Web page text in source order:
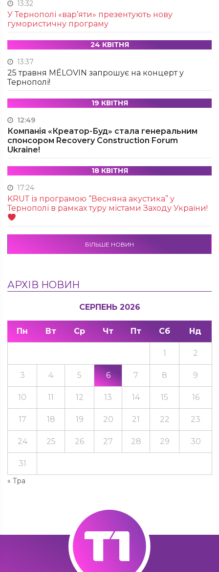
13:32
У Тернополі «вар’яти» презентують нову
гумористичну програму
24 КВІТНЯ
13:37
25 травня MÉLOVIN запрошує на концерт у
Тернополі!
19 КВІТНЯ
12:49
Компанія «Креатор-Буд» стала генеральним
спонсором Recovery Construction Forum
Ukraine!
18 КВІТНЯ
17:24
KRUТ із програмою “Весняна акустика” у
Тернополі в рамках туру містами Заходу України!
БІЛЬШЕ НОВИН
АРХІВ НОВИН
СЕРПЕНЬ 2026
Пн Вт Ср Чт Пт Сб Нд
« Тра
1 2
3 4 5 6 7 8 9
10 11 12 13 14 15 16
17 18 19 20 21 22 23
24 25 26 27 28 29 30
31